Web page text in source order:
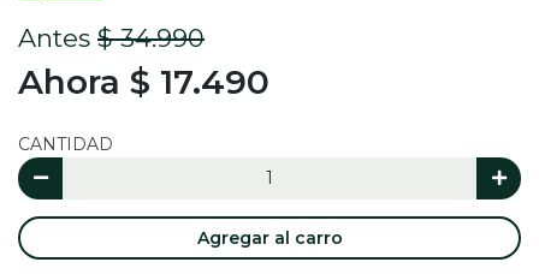
Antes $ 34.990
Ahora $ 17.490
CANTIDAD
Agregar al carro